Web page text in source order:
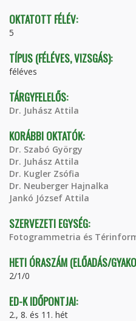
OKTATOTT FÉLÉV:
5
TÍPUS (FÉLÉVES, VIZSGÁS):
féléves
TÁRGYFELELŐS:
Dr. Juhász Attila
KORÁBBI OKTATÓK:
Dr. Szabó György
Dr. Juhász Attila
Dr. Kugler Zsófia
Dr. Neuberger Hajnalka
Jankó József Attila
SZERVEZETI EGYSÉG:
Fotogrammetria és
HETI ÓRASZÁM (ELŐADÁS/
2/1/0
ED-K IDŐPONTJAI:
2., 8. és 11. hét